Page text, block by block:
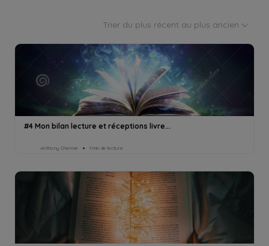
Trier du plus récent au plus ancien
#4 Mon bilan lecture et réceptions livre...
Anthony Cherrier 1min de lecture